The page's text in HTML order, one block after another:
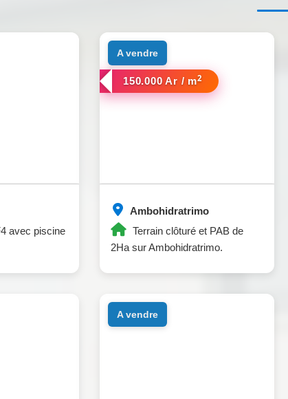
avec piscine
Ambohidratrimo
Terrain clôturé et PAB de
2Ha sur Ambohidratrimo.
a vendre
150.000 Ar / m2
a vendre